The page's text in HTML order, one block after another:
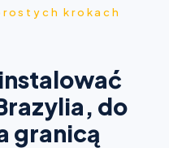
krokach
do
granicą